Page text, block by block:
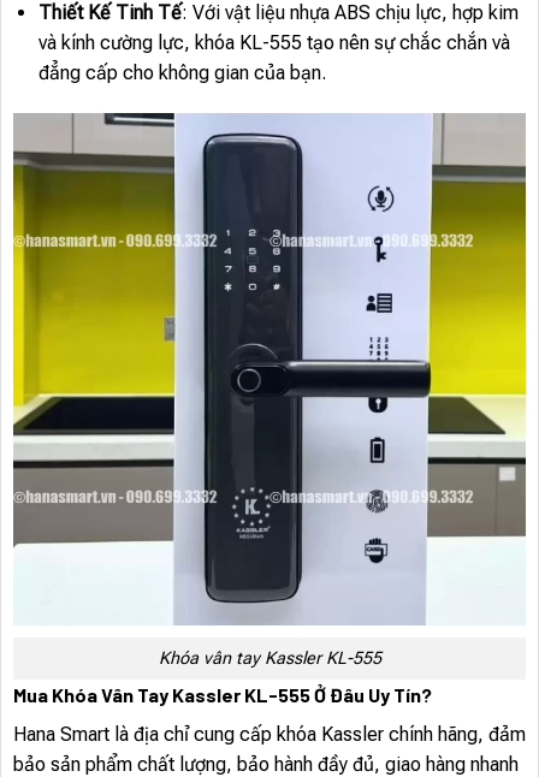
Thiết Kế Tinh Tế: Với vật liệu nhựa ABS chịu lực, hợp kim
và kính cường lực, khóa KL-555 tạo nên sự chắc chắn và
đẳng cấp cho không gian của bạn.
Khóa vân tay Kassler KL-555
Mua Khóa Vân Tay Kassler KL-555 Ở Đâu Uy Tín?
Hana Smart là địa chỉ cung cấp khóa Kassler chính hãng, đảm
bảo sản phẩm chất lượng, bảo hành đầy đủ, giao hàng nhanh